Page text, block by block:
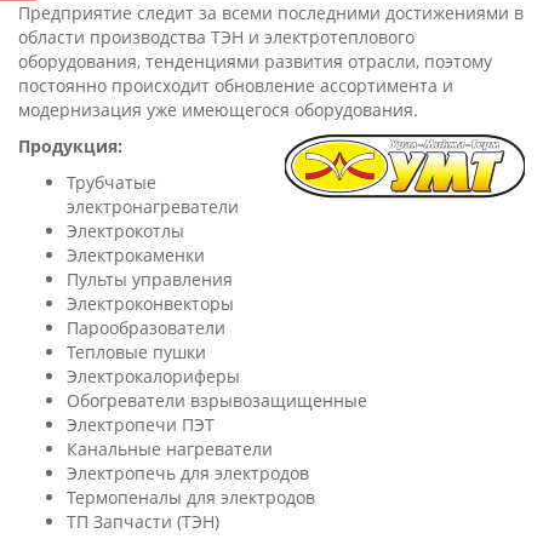
Предприятие следит за всеми последними достижениями в
области производства ТЭН и электротеплового
оборудования, тенденциями развития отрасли, поэтому
постоянно происходит обновление ассортимента и
модернизация уже имеющегося оборудования.
Продукция:
Трубчатые
электронагреватели
Электрокотлы
Электрокаменки
Пульты управления
Электроконвекторы
Парообразователи
Тепловые пушки
Электрокалориферы
Обогреватели взрывозащищенные
Электропечи ПЭТ
Канальные нагреватели
Электропечь для электродов
Термопеналы для электродов
ТП Запчасти (ТЭН)